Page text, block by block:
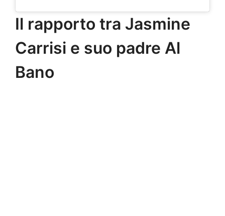
Il rapporto tra Jasmine
Carrisi e suo padre Al
Bano